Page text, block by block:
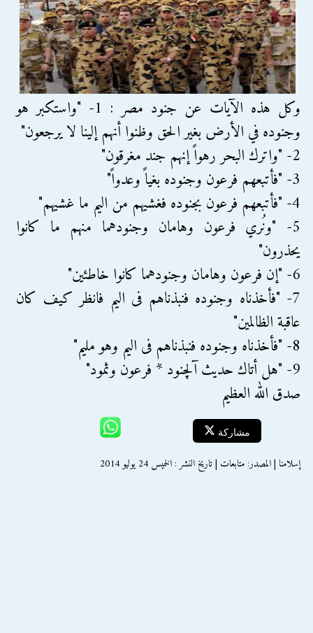
وكل هذه الآيات عن جنود مصر : 1- "واستكبر هو
وجنوده في الأرض بغير الحق وظنوا أنهم إلينا لا يرجعون"
2- "واترك البحر رهواً إنهم جند مغرقون"
3- "فأتبعهم فرعون وجنوده بغياً وعدواً"
4- "فأتبعهم فرعون بجنوده فغشيهم من اليم ما غشيهم"
5- "ونُري فرعون وهامان وجنودهما منهم ما كانوا
يحذرون"
6- "إن فرعون وهامان وجنودهما كانوا خاطئين"
7- "فأخذناه وجنوده فنبذناهم فى اليم فانظر كيف كان
عاقبة الظالمين"
8- "فأخذناه وجنوده فنبذناهم فى اليم وهو مليم"
9- "هل أتاك حديث آلچنود * فرعون وثمود"
صدق الله العظيم
مشاركة
إسلامنا | المصدر: متابعات | تاريخ النشر : الخميس 24 يوليو 2014